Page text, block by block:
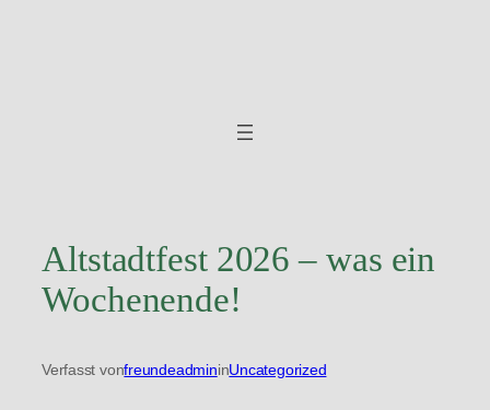
Altstadtfest 2026 – was ein
Wochenende!
Verfasst vonfreundeadmininUncategorized